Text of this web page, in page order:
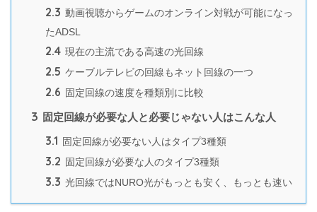
2.3 動画視聴からゲームのオンライン対戦が可能になっ
たADSL
2.4 現在の主流である高速の光回線
2.5 ケーブルテレビの回線もネット回線の一つ
2.6 固定回線の速度を種類別に比較
3 固定回線が必要な人と必要じゃない人はこんな人
3.1 固定回線が必要ない人はタイプ3種類
3.2 固定回線が必要な人のタイプ3種類
3.3 光回線ではNURO光がもっとも安く、もっとも速い